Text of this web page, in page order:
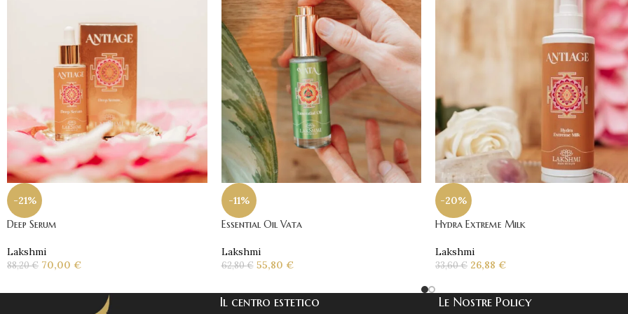
-21%
Deep Serum
Lakshmi
88,20€ 70,00 €
-11%
Essential Oil Vata
Lakshmi
62,80€ 55,80 €
-20%
Hydra Extreme Milk
Lakshmi
33,60€ 26,88 €
Il centro estetico Le Nostre Policy